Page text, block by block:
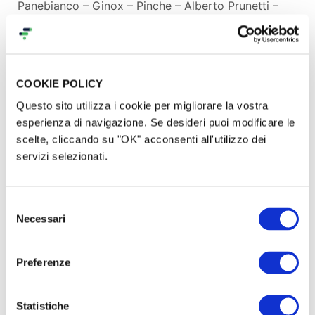
COOKIE POLICY
Questo sito utilizza i cookie per migliorare la vostra
esperienza di navigazione. Se desideri puoi modificare le
scelte, cliccando su "OK" acconsenti all'utilizzo dei
servizi selezionati.
delNecessari
Preferenze
Statistiche
Panebianco – Ginox – Pinche – Alberto Prunetti –
Erix – reginazabo – Miguel Calzada – tibi –
emanuele del medico – Paolo Maffei – Benedetto
Cerri – L’ombroso, periodico di miserie umane e
Fagni – emmetieffe
Ordina almeno cinque copie acquistando una quota
su produzioni dal basso
e distribuiscile tra amici e
gruppo d’acquisto.